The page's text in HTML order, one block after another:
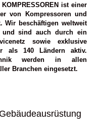
ist einer
von Kompressoren und
Wir beschäftigen weltweit
und sind auch durch ein
sowie exklusive
als 140 Ländern aktiv.
werden in allen
Branchen eingesetzt.